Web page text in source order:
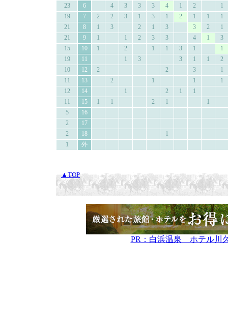
23
6 4 3 3 3 4 1 2
1
19
7 2 2 3 1 3 1 2 1 1
1
21
8 1 3 2 1 3 3 2
1
21
9 1 1 2 3 3 4 1
3
15
10 1 2 1 1 3 1
1
19
11 1 3 3 1 1
2
10
12 2 2 3
1
11
13 2 1 1
1
12
14 1 2 1
1
11
15 1 1 2 1
1
5
16
2
17
2
18
1
1
外
▲TOP
PR：白浜温泉 ホテル川